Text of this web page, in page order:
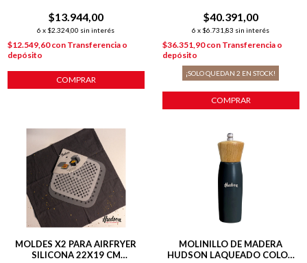
$13.944,00
6 x $2.324,00 sin interés
$12.549,60con Transferencia o
depósito
COMPRAR
$40.391,00
6 x $6.731,83 sin interés
$36.351,90con Transferencia o
depósito
¡SOLO QUEDAN2 EN STOCK!
COMPRAR
MOLDES X2 PARA AIRFRYER
SILICONA 22X19 CM
MOLINILLO DE MADERA
HUDSON LAQUEADO COLOR